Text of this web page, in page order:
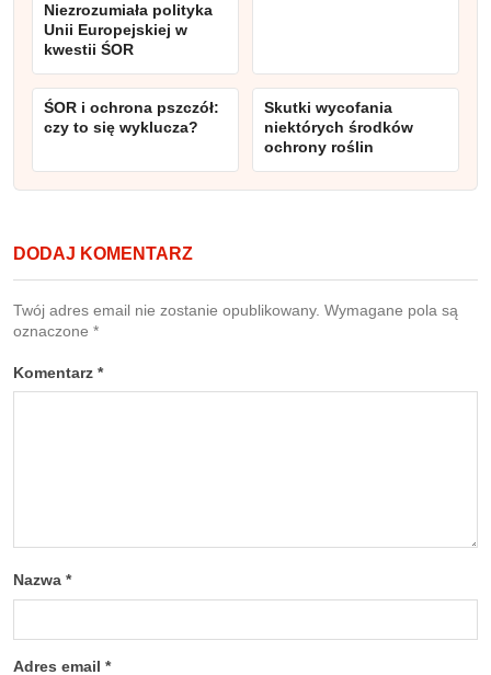
Niezrozumiała polityka
Unii Europejskiej w
kwestii ŚOR
ŚOR i ochrona pszczół:
czy to się wyklucza?
Skutki wycofania
niektórych środków
ochrony roślin
DODAJ KOMENTARZ
Twój adres email nie zostanie opublikowany. Wymagane pola są
oznaczone *
Komentarz *
Nazwa *
Adres email *